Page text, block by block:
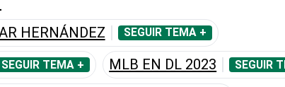
HERNÁNDEZ SEGUIR TEMA +
SEGUIR TEMA + MLB EN DL 2023 SEGUIR